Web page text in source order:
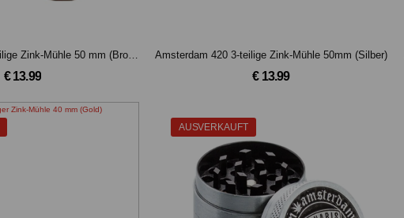
€ 13.99
Amsterdam 420 3-teilige Zink-Mühle 50mm (Silber)
€ 13.99
AUSVERKAUFT